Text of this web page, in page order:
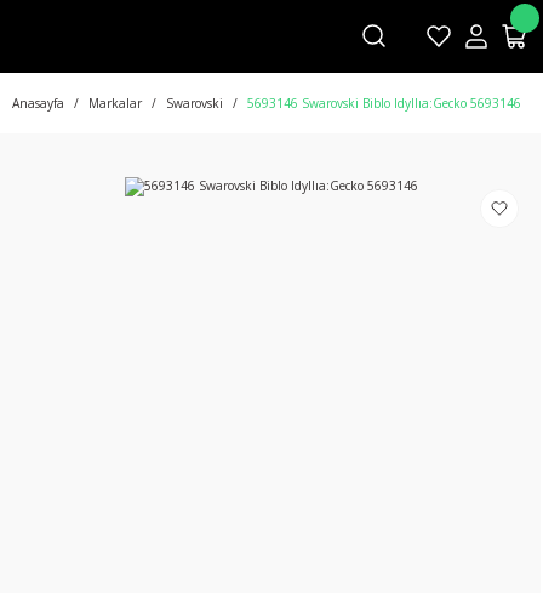
Anasayfa Markalar Swarovski 5693146 Swarovski Biblo Idyllıa:Gecko 5693146